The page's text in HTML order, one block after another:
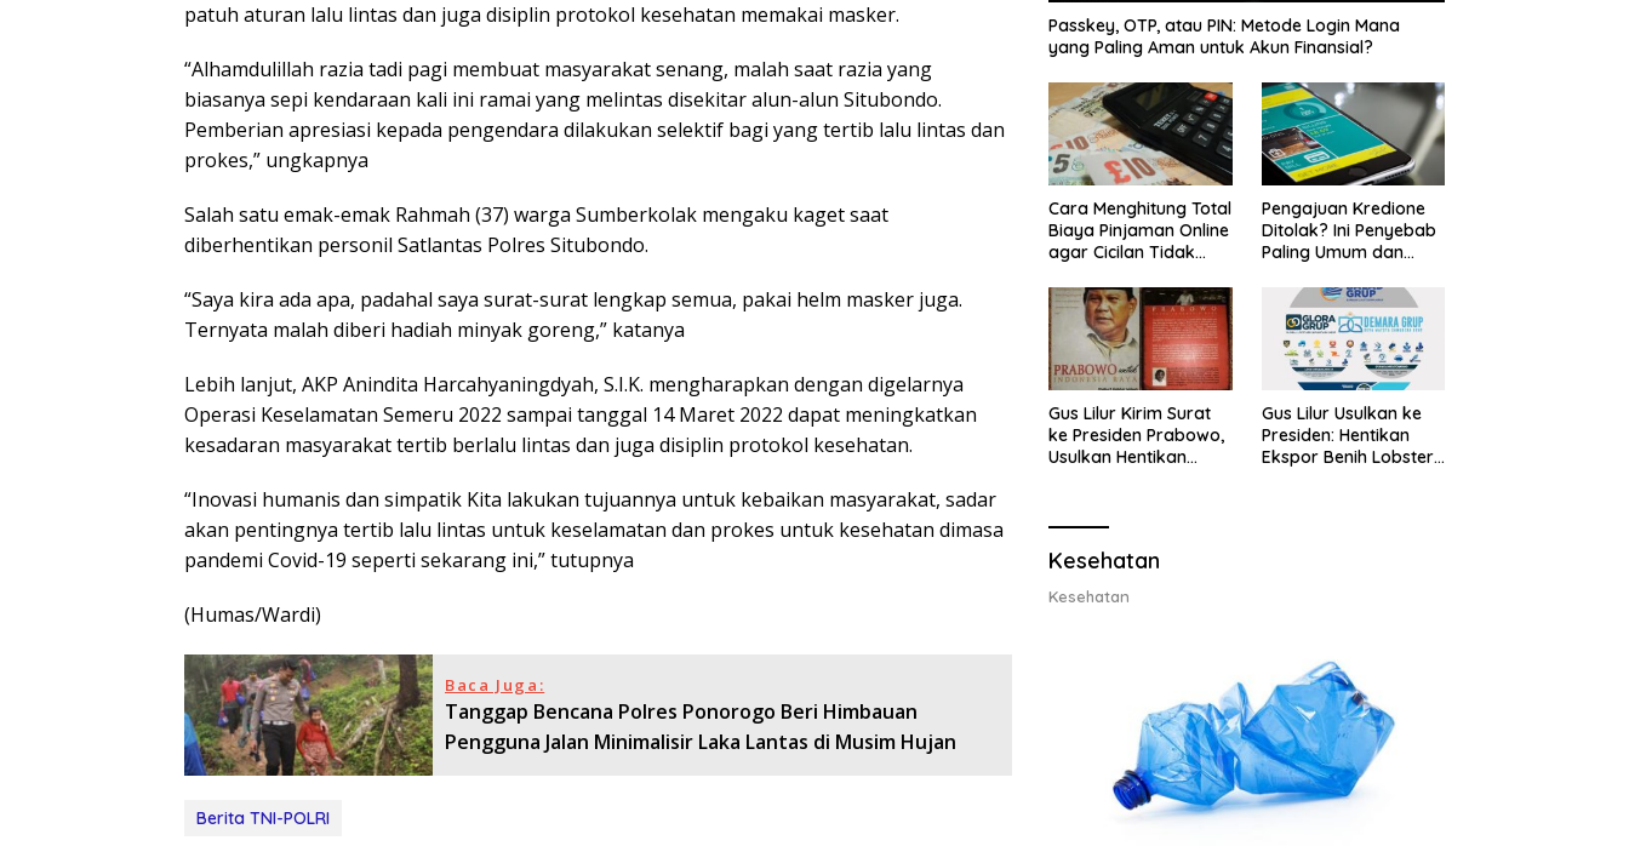
patuh aturan lalu lintas dan juga disiplin protokol kesehatan memakai masker.
“Alhamdulillah razia tadi pagi membuat masyarakat senang, malah saat razia yang
biasanya sepi kendaraan kali ini ramai yang melintas disekitar alun-alun Situbondo.
Pemberian apresiasi kepada pengendara dilakukan selektif bagi yang tertib lalu lintas dan
prokes,” ungkapnya
Salah satu emak-emak Rahmah (37) warga Sumberkolak mengaku kaget saat
diberhentikan personil Satlantas Polres Situbondo.
“Saya kira ada apa, padahal saya surat-surat lengkap semua, pakai helm masker juga.
Ternyata malah diberi hadiah minyak goreng,” katanya
Lebih lanjut, AKP Anindita Harcahyaningdyah, S.I.K. mengharapkan dengan digelarnya
Operasi Keselamatan Semeru 2022 sampai tanggal 14 Maret 2022 dapat meningkatkan
kesadaran masyarakat tertib berlalu lintas dan juga disiplin protokol kesehatan.
“Inovasi humanis dan simpatik Kita lakukan tujuannya untuk kebaikan masyarakat, sadar
akan pentingnya tertib lalu lintas untuk keselamatan dan prokes untuk kesehatan dimasa
pandemi Covid-19 seperti sekarang ini,” tutupnya
(Humas/Wardi)
Baca Juga:
Tanggap Bencana Polres Ponorogo Beri Himbauan
Pengguna Jalan Minimalisir Laka Lantas di Musim Hujan
Berita TNI-POLRI
Passkey, OTP, atau PIN: Metode Login Mana
yang Paling Aman untuk Akun Finansial?
Cara Menghitung Total
Biaya Pinjaman Online
agar Cicilan Tidak
Pengajuan Kredione
Ditolak? Ini Penyebab
Paling Umum dan
Gus Lilur Kirim Surat
ke Presiden Prabowo,
Usulkan Hentikan
Lobster 50 Gram
Gus Lilur Usulkan ke
Presiden: Hentikan
Ekspor Benih Lobster,
Kesehatan
Kesehatan